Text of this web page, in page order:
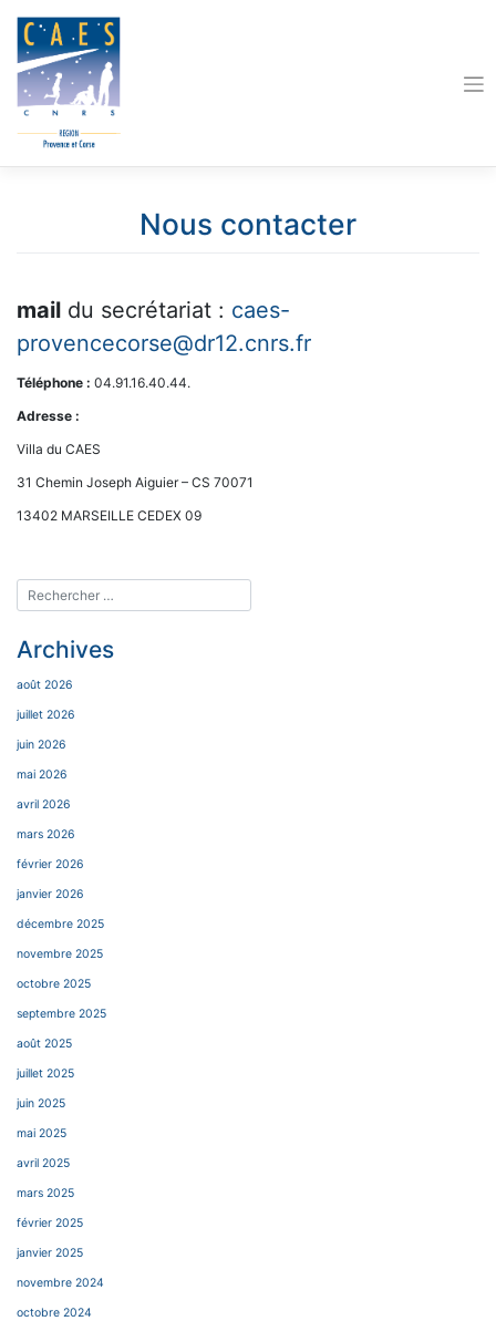
content
Nous contacter
mail du secrétariat : caes-
provencecorse@dr12.cnrs.fr
Téléphone : 04.91.16.40.44.
Adresse :
Villa du CAES
31 Chemin Joseph Aiguier – CS 70071
13402 MARSEILLE CEDEX 09
Archives
août 2026
juillet 2026
juin 2026
mai 2026
avril 2026
mars 2026
février 2026
janvier 2026
décembre 2025
novembre 2025
octobre 2025
septembre 2025
août 2025
juillet 2025
juin 2025
mai 2025
avril 2025
mars 2025
février 2025
janvier 2025
novembre 2024
octobre 2024